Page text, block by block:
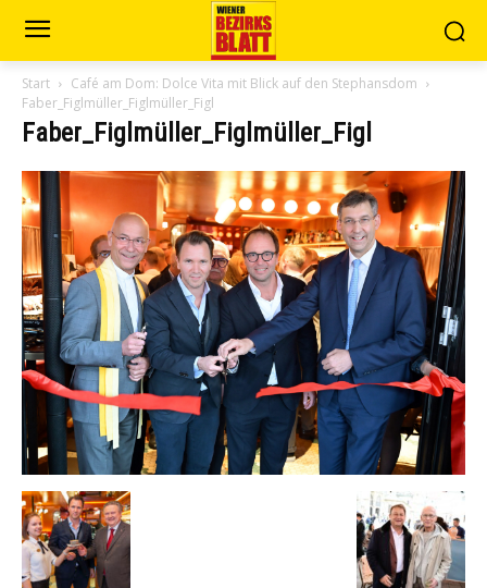
Start
Café am Dom: Dolce Vita mit Blick auf den Stephansdom
Faber_Figlmüller_Figlmüller_Figl
Faber_Figlmüller_Figlmüller_Figl